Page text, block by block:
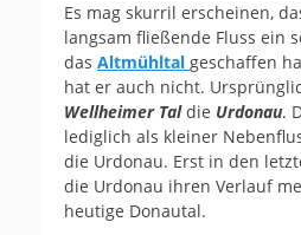
Es mag skurril erscheinen,
langsam fließende Fluss ein
das Altmühltal geschaffen
hat er auch nicht.
Wellheimer Tal die Urdonau.
lediglich als kleiner
die Urdonau. Erst in den
die Urdonau ihren Verlauf
heutige Donautal.